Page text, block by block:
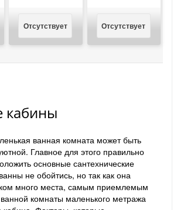
Отсутствует Отсутствует
кабины
ванная комната может быть
Главное для этого правильно
основные сантехнические
не обойтись, но так как она
много места, самым приемлемым
комнаты маленького метража